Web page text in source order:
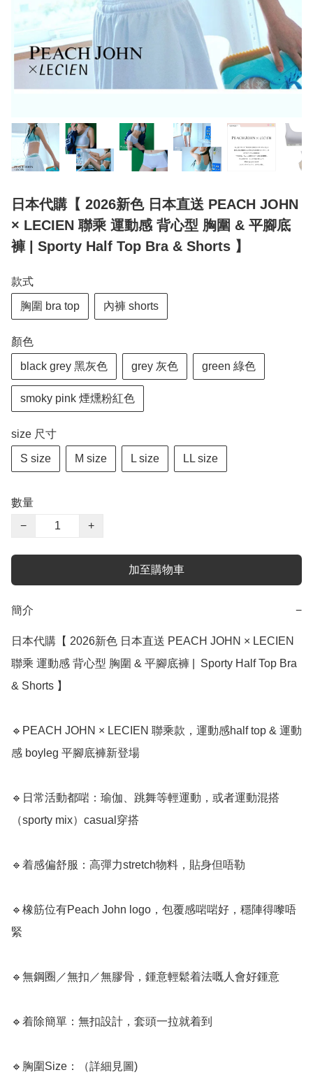
日本代購【 2026新色 日本直送 PEACH JOHN
× LECIEN 聯乘 運動感 背心型 胸圍 & 平腳底
褲 | Sporty Half Top Bra & Shorts 】
款式
胸圍 bra top 內褲 shorts
顏色
black grey 黑灰色 grey 灰色 green 綠色
smoky pink 煙燻粉紅色
size 尺寸
S size M size L size LL size
數量
−
+
加至購物車
簡介 −
日本代購【 2026新色 日本直送 PEACH JOHN × LECIEN
聯乘 運動感 背心型 胸圍 & 平腳底褲 |  Sporty Half Top Bra
& Shorts 】
🔹PEACH JOHN × LECIEN 聯乘款，運動感half top & 運動
感 boyleg 平腳底褲新登場
🔹日常活動都啱：瑜伽、跳舞等輕運動，或者運動混搭
（sporty mix）casual穿搭
🔹着感偏舒服：高彈力stretch物料，貼身但唔勒
🔹橡筋位有Peach John logo，包覆感啱啱好，穩陣得嚟唔
緊
🔹無鋼圈／無扣／無膠骨，鍾意輕鬆着法嘅人會好鍾意
🔹着除簡單：無扣設計，套頭一拉就着到
🔹胸圍Size：（詳細見圖)